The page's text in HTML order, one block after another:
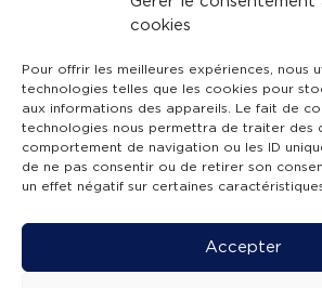
cookies
Pour offrir les meilleures expériences, nous
technologies telles que les cookies pour
aux informations des appareils. Le fait de
technologies nous permettra de traiter des
comportement de navigation ou les ID
de ne pas consentir ou de retirer son
un effet négatif sur certaines
Accepter
L’APPLICATION
SUIVEZ-NOUS !
Mentions légales -Accessibilité